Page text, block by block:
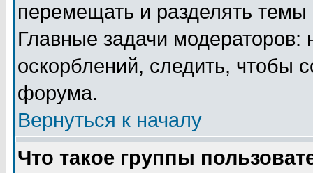
перемещать и разделять
Главные задачи
оскорблений, следить, чтобы
форума.
Вернуться к началу
Что такое группы